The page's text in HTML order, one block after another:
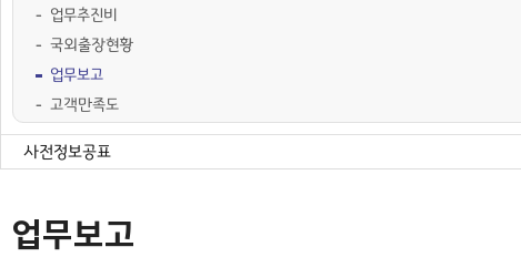
업무추진비
국외출장현황
업무보고
고객만족도
경영공시
계약정보
사전정보공표
업무보고